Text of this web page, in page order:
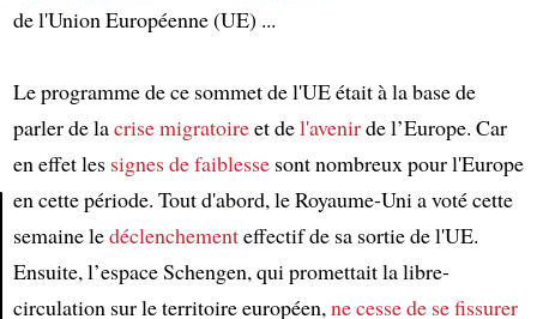
Article
de l'Union Européenne (UE) ...
Le programme de ce sommet de l'UE était à la base de
parler de lacrise migratoireet del'avenirde l’Europe. Car
en effet les signes de faiblessesont nombreux pour l'Europe
en cette période. Tout d'abord, le Royaume-Uni a voté cette
semaine ledéclenchementeffectif de sa sortie de l'UE.
Ensuite, l’espace Schengen, qui promettait la libre-
circulation sur le territoire européen,ne cesse de se fissurer